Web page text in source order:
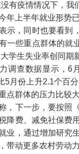
没有疫情情况下，
年上半年就业形势
示，同时也要看到
一些重点群体的就
学生失业率创同期
调查数据显示，6
5月份上升2.1个百
点群体的压力比较
，下一步，要按照
降费、减免社保费
业，通过增加研究
带动更多农村劳动